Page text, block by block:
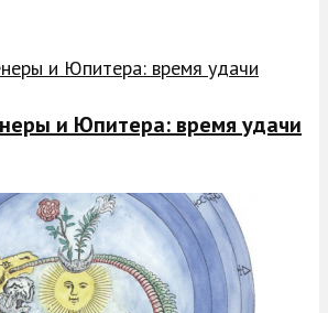
и Юпитера: время удачи